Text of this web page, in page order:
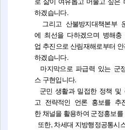
하겠습니다.
그리고 산불방지대책본부
에 최선을 다하겠으며 병해
업 추진으로 산림재해로부터
하겠습니다.
마지막으로 파급력 있는 군
스 구현입니다.
군민 생활과 밀접한 정책 및
고 전략적인 언론 홍보를 추
한 채널을 활용하여 군정홍보
또한, 차세대 지방행정공통시